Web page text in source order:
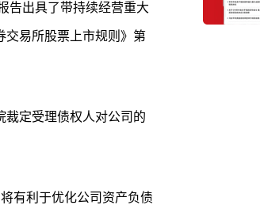
告出具了带持续经营重大
交易所股票上市规则》第
裁定受理债权人对公司的
有利于优化公司资产负债